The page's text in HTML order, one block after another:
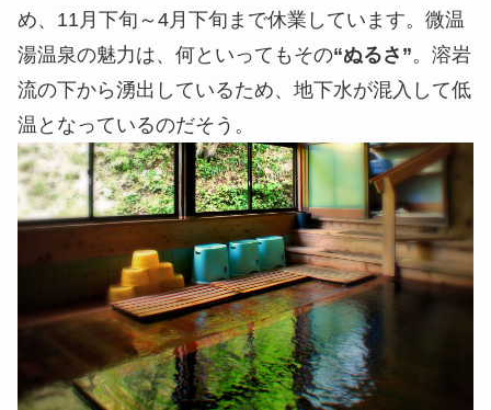
め、11月下旬～4月下旬まで休業しています。微温
湯温泉の魅力は、何といってもその“ぬるさ”。溶岩
流の下から湧出しているため、地下水が混入して低
温となっているのだそう。